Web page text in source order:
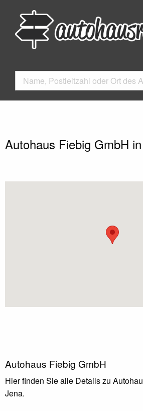
Autohaus Fiebig GmbH
Autohaus Fiebig GmbH
Hier finden Sie alle Details zu
Jena.